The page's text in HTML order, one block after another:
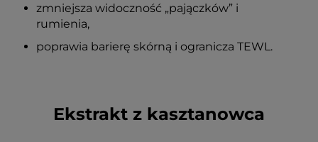
zmniejsza widoczność „pajączków” i
rumienia,
poprawia barierę skórną i ogranicza TEWL.
Ekstrakt z kasztanowca